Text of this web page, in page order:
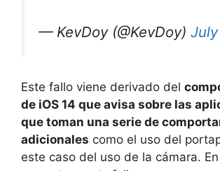
— KevDoy (@KevDoy) July
Este fallo viene derivado del
de iOS 14 que avisa sobre las
que toman una serie de
adicionales como el uso del
este caso del uso de la cámara.